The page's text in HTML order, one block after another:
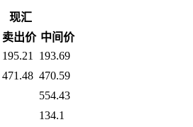
现汇
卖出价 中间价
195.21
193.69
471.48 470.59
554.43
134.1